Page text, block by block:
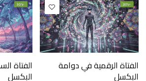
-30%
الفتاة الرقمية في دوامة
البكسل
-30%
الفتاة
البكسل